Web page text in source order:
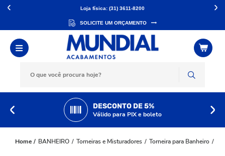
Loja física: (31) 3611-8200
SOLICITE UM ORÇAMENTO
DESCONTO DE 5%
Válido para PIX e boleto
BANHEIRO Torneiras e Misturadores Torneira para Banheiro